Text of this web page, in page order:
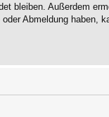
bleiben. Außerdem
Abmeldung haben,